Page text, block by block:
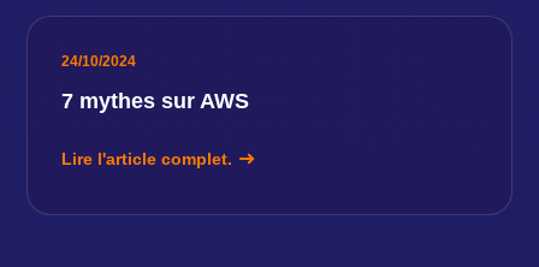
24/10/2024
7 mythes sur AWS
Lire l'article complet.